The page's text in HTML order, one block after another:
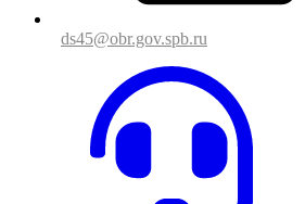
ds45@obr.gov.spb.ru